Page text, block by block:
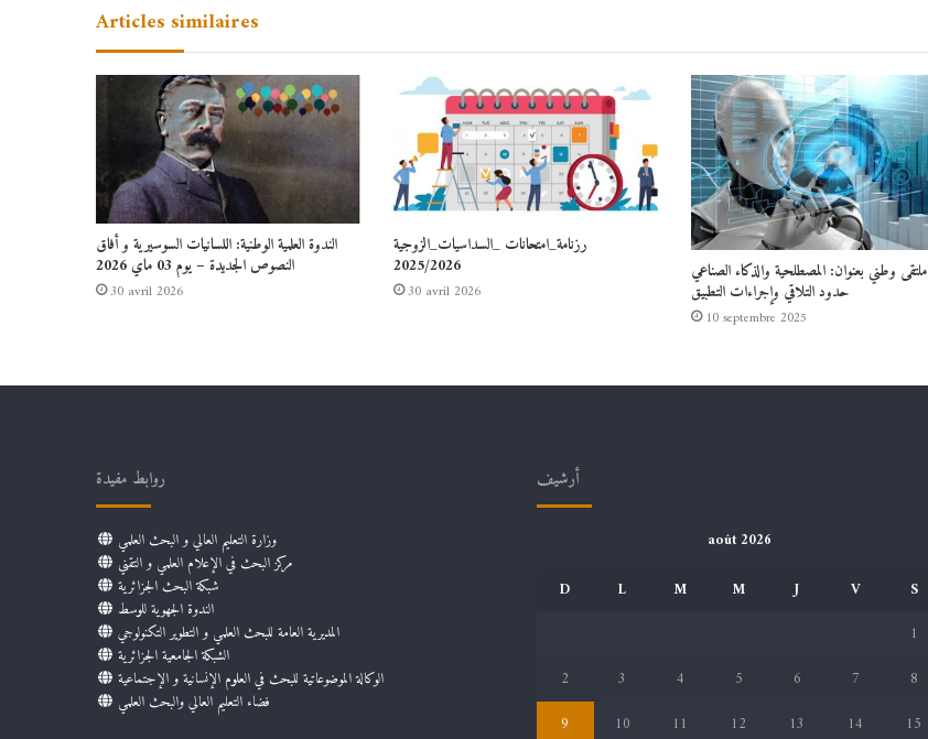
Articles similaires
الندوة العلمية الوطنية: اللسانيات السوسيرية و أفاق
النصوص الجديدة – يوم 03 ماي 2026
30 avril 2026
رزنامة_امتحانات _السداسيات_الزوجية
2025/2026
30 avril 2026
ملتقى وطني بعنوان: المصطلحية والذكاء الصناعي
حدود التلاقي وإجراءات التطبيق
10 septembre 2025
روابط مفيدة
وزارة التعليم العالي و البحث العلمي
مركز البحث في الإعلام العلمي و التقني
شبكة البحث الجزائرية
الندوة الجهوية للوسط
المديرية العامة للبحث العلمي و التطوير التكنولوجي
الشبكة الجامعية الجزائرية
الوكالة الموضوعاتية للبحث في العلوم الإنسانية و الإجتماعية
فضاء التعليم العالي والبحث العلمي
أرشيف
août 2026
D
L M M J V
S
1
2
3 4 5 6 7
8
9
10 11 12 13 14
15